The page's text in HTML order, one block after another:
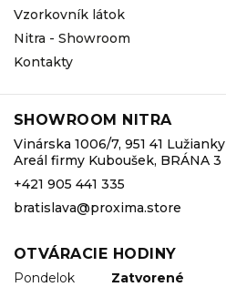
Vzorkovník látok
Nitra - Showroom
Kontakty
SHOWROOM NITRA
Vinárska 1006/7, 951 41 Lužianky
Areál firmy Kuboušek, BRÁNA 3
+421 905 441 335
bratislava@proxima.store
OTVÁRACIE HODINY
Pondelok
Zatvorené